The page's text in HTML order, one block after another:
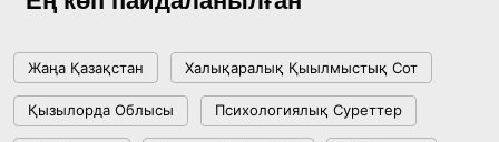
Мемлекет басшысы Көбейтұз көлінің жай-
күйіне назар аударды
Жаңа Қазақстан Халықаралық Қыылмыстық Сот
Қызылорда Облысы Психологиялық Суреттер